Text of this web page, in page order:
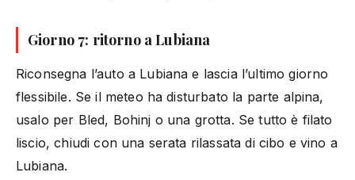
Giorno 7: ritorno a Lubiana
Riconsegna l’auto a Lubiana e lascia l’ultimo giorno
flessibile. Se il meteo ha disturbato la parte alpina,
usalo per Bled, Bohinj o una grotta. Se tutto è filato
liscio, chiudi con una serata rilassata di cibo e vino a
Lubiana.